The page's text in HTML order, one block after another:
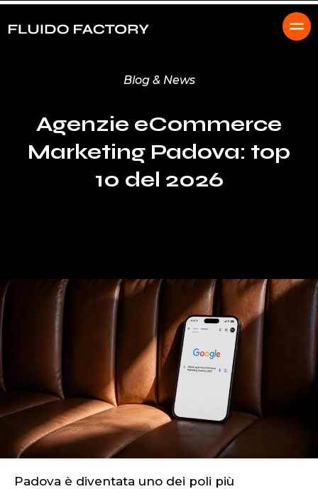
Blog & News
Agenzie eCommerce
Marketing Padova: top
10 del 2026
Padova è diventata uno dei poli più